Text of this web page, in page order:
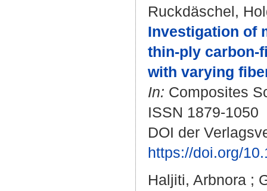
Ruckdäschel,
Investigation of
thin-ply carbon-
with varying
In: Composites
ISSN 1879-1050
DOI der
https://doi.org/
Haljiti, Arbnora ;